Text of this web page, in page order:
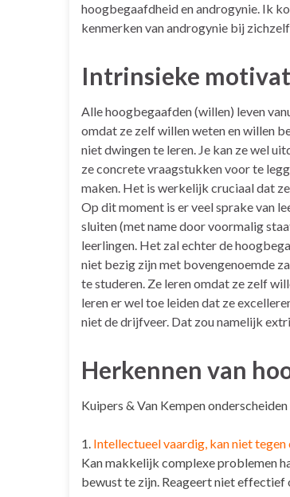
hoogbegaafdheid en androgynie. Ik
kenmerken van androgynie bij
Intrinsieke
Alle hoogbegaafden (willen) leven
omdat ze zelf willen weten en willen
niet dwingen te leren. Je kan ze wel
ze concrete vraagstukken voor te
maken. Het is werkelijk cruciaal dat
Op dit moment is er veel sprake van
sluiten (met name door voormalig
leerlingen. Het zal echter de
niet bezig zijn met bovengenoemde
te studeren. Ze leren omdat ze zelf
leren er wel toe leiden dat ze
niet de drijfveer. Dat zou namelijk
Herkennen van
Kuipers & Van Kempen
1. Intellectueel vaardig, kan niet
Kan makkelijk complexe problemen
bewust te zijn. Reageert niet effectief